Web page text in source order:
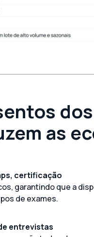
as
certificação
garantindo que a
de exames.
entrevistas